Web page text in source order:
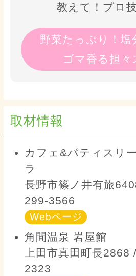
教えて！プロ
野菜たっぷり！塩
ゴマ香る担々
取材情報
カフェ&パティスリ
ラ
長野市篠ノ井有旅
299-3566
Webページ
角間温泉 岩屋館
上田市真田町長2868
2323